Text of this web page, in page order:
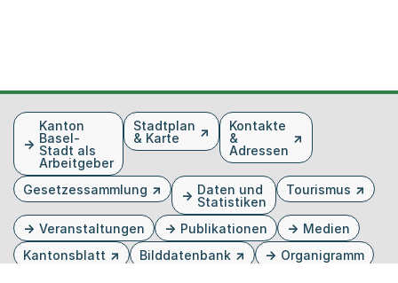
FusszeileKanton
Basel-
Stadt als
Arbeitgeber
Stadtplan
& Karte
Kontakte
&
Adressen
Gesetzessammlung
Daten und
Statistiken
Tourismus
Veranstaltungen Publikationen
Medien
Kantonsblatt
Bilddatenbank
Organigramm